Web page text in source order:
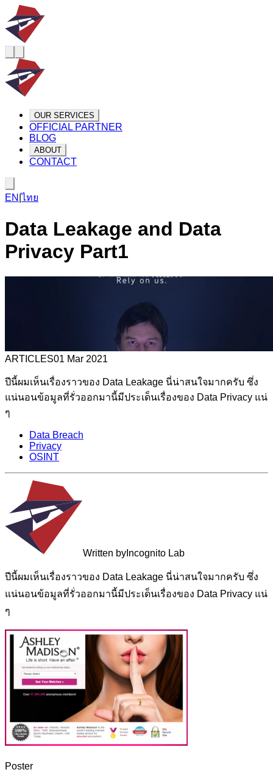
OUR SERVICES
OFFICIAL PARTNER
BLOG
ABOUT
CONTACT
EN |ไทย
Data Leakage and Data
Privacy Part1
ARTICLES01 Mar 2021
ปีนี้ผมเห็นเรื่องราวของ Data Leakage นี่น่าสนใจมากครับ ซึ่ง
แน่นอนข้อมูลที่รั่วออกมานี้มีประเด็นเรื่องของ Data Privacy แน่
ๆ
Data Breach
Privacy
OSINT
Written by Incognito Lab
ปีนี้ผมเห็นเรื่องราวของ Data Leakage นี่น่าสนใจมากครับ ซึ่ง
แน่นอนข้อมูลที่รั่วออกมานี้มีประเด็นเรื่องของ Data Privacy แน่
ๆ
Poster